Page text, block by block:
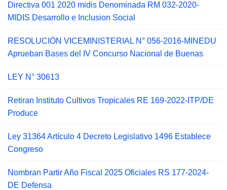
Directiva 001 2020 midis Denominada RM 032-2020-
MIDIS Desarrollo e Inclusion Social
RESOLUCIÓN VICEMINISTERIAL N° 056-2016-MINEDU
Aprueban Bases del IV Concurso Nacional de Buenas
LEY N° 30613
Retiran Instituto Cultivos Tropicales RE 169-2022-ITP/DE
Produce
Ley 31364 Artículo 4 Decreto Legislativo 1496 Establece
Congreso
Nombran Partir Año Fiscal 2025 Oficiales RS 177-2024-
DE Defensa